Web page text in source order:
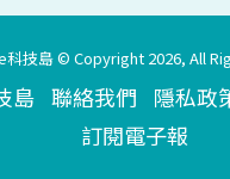
科技島 © Copyright 2026, All
島 聯絡我們 隱私政
訂閱電子報